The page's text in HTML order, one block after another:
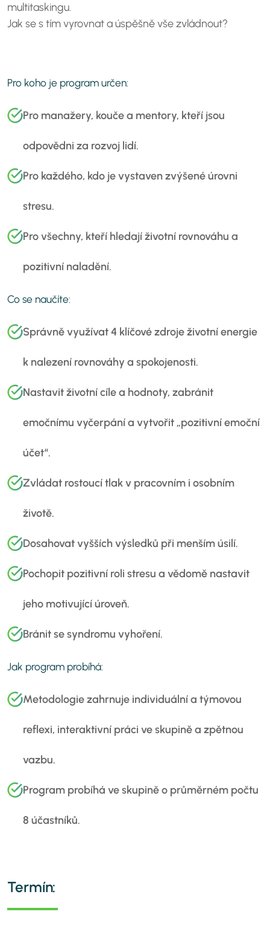
multitaskingu.
Jak se s tím vyrovnat a úspěšně vše zvládnout?
Pro koho je program určen:
Pro manažery, kouče a mentory, kteří jsou
odpovědni za rozvoj lidí.
Pro každého, kdo je vystaven zvýšené úrovni
stresu.
Pro všechny, kteří hledají životní rovnováhu a
pozitivní naladění.
Co se naučíte:
Správně využívat 4 klíčové zdroje životní energie
k nalezení rovnováhy a spokojenosti.
Nastavit životní cíle a hodnoty, zabránit
emočnímu vyčerpání a vytvořit „pozitivní emoční
účet“.
Zvládat rostoucí tlak v pracovním i osobním
životě.
Dosahovat vyšších výsledků při menším úsilí.
Pochopit pozitivní roli stresu a vědomě nastavit
jeho motivující úroveň.
Bránit se syndromu vyhoření.
Jak program probíhá:
Metodologie zahrnuje individuální a týmovou
reflexi, interaktivní práci ve skupině a zpětnou
vazbu.
Program probíhá ve skupině o průměrném počtu
8 účastníků.
Termín: